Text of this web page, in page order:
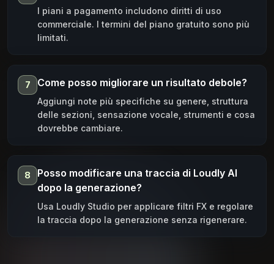
I piani a pagamento includono diritti di uso
commerciale. I termini del piano gratuito sono più
limitati.
7 Come posso migliorare un risultato debole?
Aggiungi note più specifiche su genere, struttura
delle sezioni, sensazione vocale, strumenti e cosa
dovrebbe cambiare.
8
Posso modificare una traccia di Loudly AI
dopo la generazione?
Usa Loudly Studio per applicare filtri FX e regolare
la traccia dopo la generazione senza rigenerare.